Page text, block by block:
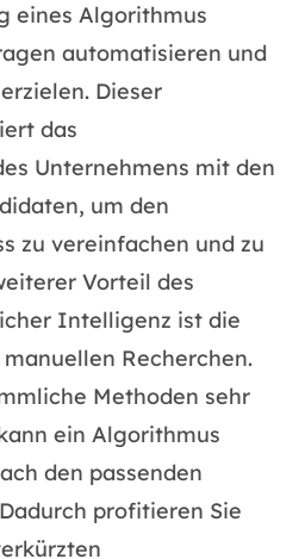
eines Algorithmus
automatisieren und
Dieser
das
Unternehmens mit den
um den
zu vereinfachen und zu
Vorteil des
Intelligenz ist die
Recherchen.
Methoden sehr
ein Algorithmus
den passenden
profitieren Sie